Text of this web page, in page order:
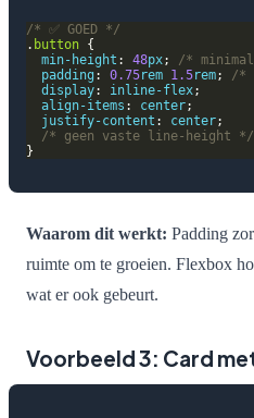
/* ✅ GOED */
. button
min-height : 48px;
/*
padding : 0.75rem 1.5rem;
/*
display: inline-flex
align-items : center
justify-content : center
/* geen vaste line-height */
Waarom dit werkt: Padding
ruimte om te groeien. Flexbox
wat er ook gebeurt.
Voorbeeld 3: Card